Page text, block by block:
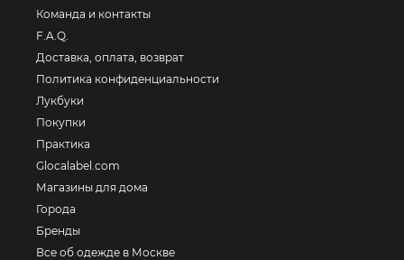
Команда и контакты
F.A.Q.
Доставка, оплата, возврат
Политика конфиденциальности
Лукбуки
Покупки
Практика
Glocalabel.com
Магазины для дома
Города
Бренды
Все об одежде в Москве